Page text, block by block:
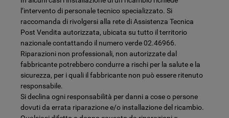
l’intervento di personale tecnico specializzato. Si
raccomanda di rivolgersi alla rete di Assistenza Tecnica
Post Vendita autorizzata, ubicata su tutto il territorio
nazionale contattando il numero verde 02.46966.
Riparazioni non professionali, non autorizzate dal
fabbricante potrebbero condurre a rischi per la salute e la
sicurezza, per i quali il fabbricante non può essere ritenuto
responsabile.
Si declina ogni responsabilità per danni a cose o persone
dovuti da errata riparazione e/o installazione del ricambio.